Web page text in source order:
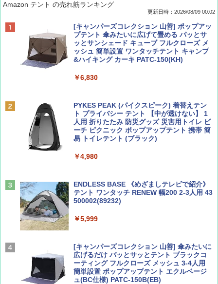
BE-PAL(ビ-パル) 2026年 9 月号【特別付録:
SOTO ミニマル"旅"財布 ランダム2種】
￥1,500
￥713
AIRLINE（エアライン）2026年9月号【特
集】ボーイング110周年を祝して！
D40 地球の歩き方 チェンマイ タイ北部の魅
力的な町 2026～2027 地球の歩き方D アジア
￥2,079
￥2,695
球の歩き方A ヨーロッパ
ァキア 2026～2027 地球の歩き方A ヨーロッ
￥2,277
新しい日本地理 地図・統計・移動から読み
解く (講談社現代新書)
Amazon テント の売れ筋ランキング
更新日時：2026/08/09 00:02
[キャンパーズコレクション 山善] ポップアッ
プテント 傘みたいに広げて畳める パッとサ
ッとサンシェード キューブ フルクローズ メ
ッシュ 簡単設置 ワンタッチテント キャンプ
&ハイキング カーキ PATC-150(KH)
￥6,830
PYKES PEAK (パイクスピーク) 着替えテン
ト プライバシー テント 【中が透けない】 1
人用 折りたたみ 防災グッズ 災害用トイレ ビ
ーチ ピクニック ポップアップテント 携帯 簡
易 トイレテント (ブラック)
￥4,980
ENDLESS BASE 《めざましテレビで紹介》
テント ワンタッチ RENEW 幅200 2-3人用 43
500002(89232)
￥5,999
[キャンパーズコレクション 山善] 傘みたいに
広げるだけ パッとサッとテント ブラックコ
ーティング フルクローズ メッシュ 3-4人用
簡単設置 ポップアップテント エクルベージ
ュ(BC仕様) PATC-150B(EB)